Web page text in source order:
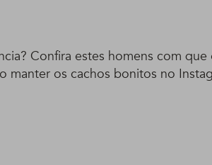
Confira estes homens com
manter os cachos bonitos no